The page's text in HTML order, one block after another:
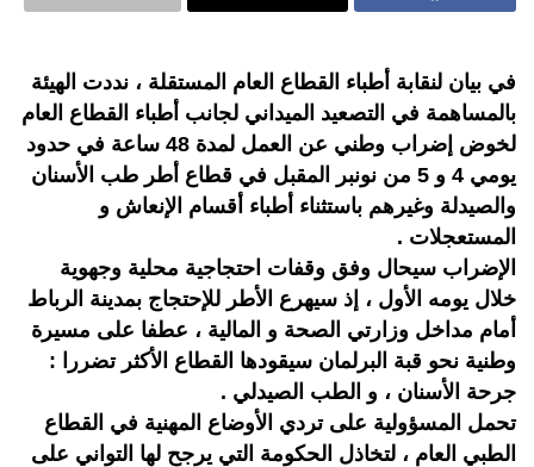
في بيان لنقابة أطباء القطاع العام المستقلة ، نددت الهيئة
بالمساهمة في التصعيد الميداني لجانب أطباء القطاع العام
لخوض إضراب وطني عن العمل لمدة 48 ساعة في حدود
يومي 4 و 5 من نونبر المقبل في قطاع أطر طب الأسنان
والصيدلة وغيرهم باستثناء أطباء أقسام الإنعاش و
المستعجلات .
الإضراب سيحال وفق وقفات احتجاجية محلية وجهوية
خلال يومه الأول ، إذ سيهرع الأطر للإحتجاج بمدينة الرباط
أمام مداخل وزارتي الصحة و المالية ، عطفا على مسيرة
وطنية نحو قبة البرلمان سيقودها القطاع الأكثر تضررا :
جرحة الأسنان ، و الطب الصيدلي .
تحمل المسؤولية على تردي الأوضاع المهنية في القطاع
الطبي العام ، لتخاذل الحكومة التي يرجح لها التواني على